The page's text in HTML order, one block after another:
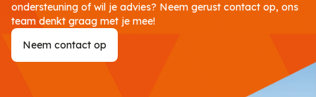
ondersteuning of wil je advies? Neem gerust contact op, ons
team denkt graag met je mee!
Neem contact op